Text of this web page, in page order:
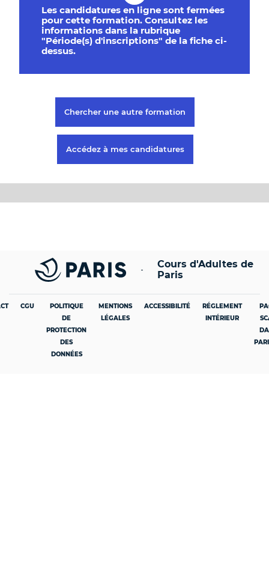
Les candidatures en ligne sont fermées
pour cette formation. Consultez les
informations dans la rubrique
"Période(s) d'inscriptions" de la fiche ci-
dessus.
Chercher une autre formation
Accédez à mes candidatures
Paris.fr [Nouvelle Fenêtre]
Cours d'Adultes de
Paris
CGU
POLITIQUE
DE
PROTECTION
DES
DONNÉES
MENTIONS
LÉGALES
ACCESSIBILITÉ
RÉGLEMENT
INTÉRIEUR